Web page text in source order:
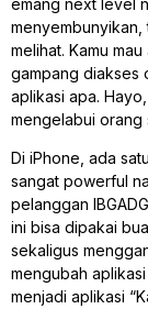
menyembunyikan,
melihat. Kamu
gampang diakses
aplikasi apa.
mengelabui orang
Di iPhone, ada
sangat powerful
pelanggan
ini bisa dipakai
sekaligus
mengubah
menjadi aplikasi